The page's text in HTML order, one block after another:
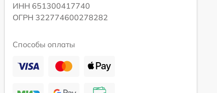
ИНН 651300417740
ОГРН 322774600278282
Способы оплаты